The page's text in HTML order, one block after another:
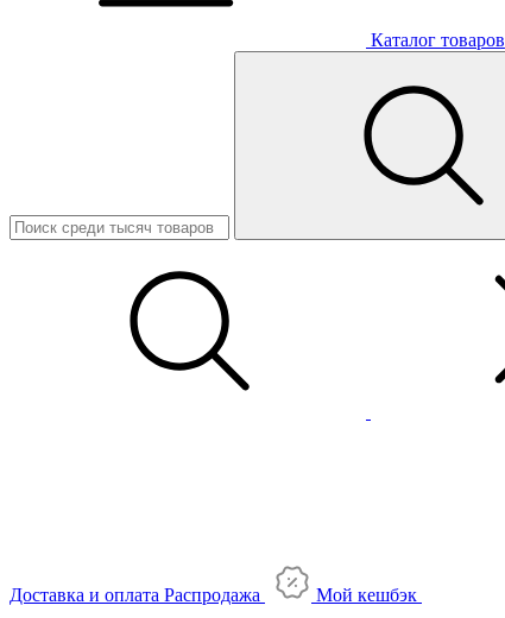
Каталог товаров
Доставка и оплата Распродажа Мой кешбэк